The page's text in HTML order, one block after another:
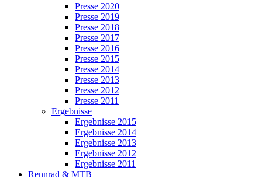
Presse 2020
Presse 2019
Presse 2018
Presse 2017
Presse 2016
Presse 2015
Presse 2014
Presse 2013
Presse 2012
Presse 2011
Ergebnisse
Ergebnisse 2015
Ergebnisse 2014
Ergebnisse 2013
Ergebnisse 2012
Ergebnisse 2011
Rennrad & MTB